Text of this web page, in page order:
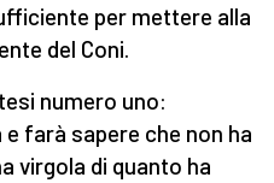
per mettere alla
del Coni.
numero uno:
farà sapere che non ha
virgola di quanto ha